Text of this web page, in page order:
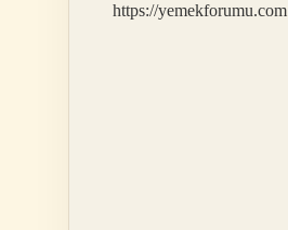
https://yemekforumu.com